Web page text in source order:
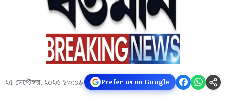
২৫ সেপ্টেম্বর, ২০২৫ ১৩:০৯ Prefer us on Google